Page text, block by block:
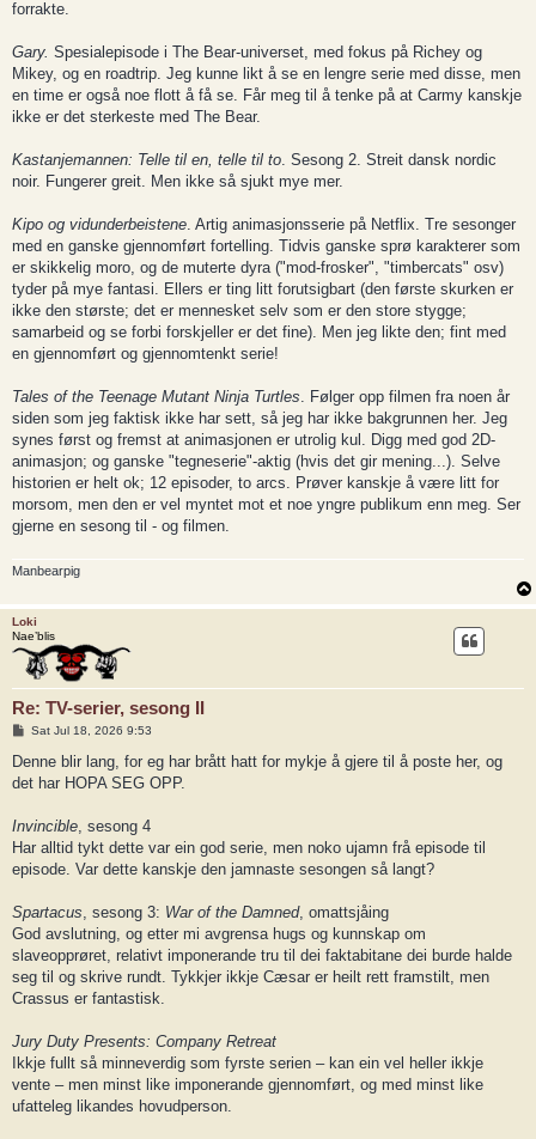
forrakte.
Gary. Spesialepisode i The Bear-universet, med fokus på Richey og
Mikey, og en roadtrip. Jeg kunne likt å se en lengre serie med disse, men
en time er også noe flott å få se. Får meg til å tenke på at Carmy kanskje
ikke er det sterkeste med The Bear.
Kastanjemannen: Telle til en, telle til to. Sesong 2. Streit dansk nordic
noir. Fungerer greit. Men ikke så sjukt mye mer.
Kipo og vidunderbeistene. Artig animasjonsserie på Netflix. Tre sesonger
med en ganske gjennomført fortelling. Tidvis ganske sprø karakterer som
er skikkelig moro, og de muterte dyra ("mod-frosker", "timbercats" osv)
tyder på mye fantasi. Ellers er ting litt forutsigbart (den første skurken er
ikke den største; det er mennesket selv som er den store stygge;
samarbeid og se forbi forskjeller er det fine). Men jeg likte den; fint med
en gjennomført og gjennomtenkt serie!
Tales of the Teenage Mutant Ninja Turtles. Følger opp filmen fra noen år
siden som jeg faktisk ikke har sett, så jeg har ikke bakgrunnen her. Jeg
synes først og fremst at animasjonen er utrolig kul. Digg med god 2D-
animasjon; og ganske "tegneserie"-aktig (hvis det gir mening...). Selve
historien er helt ok; 12 episoder, to arcs. Prøver kanskje å være litt for
morsom, men den er vel myntet mot et noe yngre publikum enn meg. Ser
gjerne en sesong til - og filmen.
Manbearpig
Loki
Nae’blis
Re: TV-serier, sesong II
P
s
Sat Jul 18, 2026 9:53
Denne blir lang, for eg har brått hatt for mykje å gjere til å poste her, og
det har HOPA SEG OPP.
Invincible, sesong 4
Har alltid tykt dette var ein god serie, men noko ujamn frå episode til
episode. Var dette kanskje den jamnaste sesongen så langt?
Spartacus, sesong 3: War of the Damned, omattsjåing
God avslutning, og etter mi avgrensa hugs og kunnskap om
slaveopprøret, relativt imponerande tru til dei faktabitane dei burde halde
seg til og skrive rundt. Tykkjer ikkje Cæsar er heilt rett framstilt, men
Crassus er fantastisk.
Jury Duty Presents: Company Retreat
Ikkje fullt så minneverdig som fyrste serien – kan ein vel heller ikkje
vente – men minst like imponerande gjennomført, og med minst like
ufatteleg likandes hovudperson.